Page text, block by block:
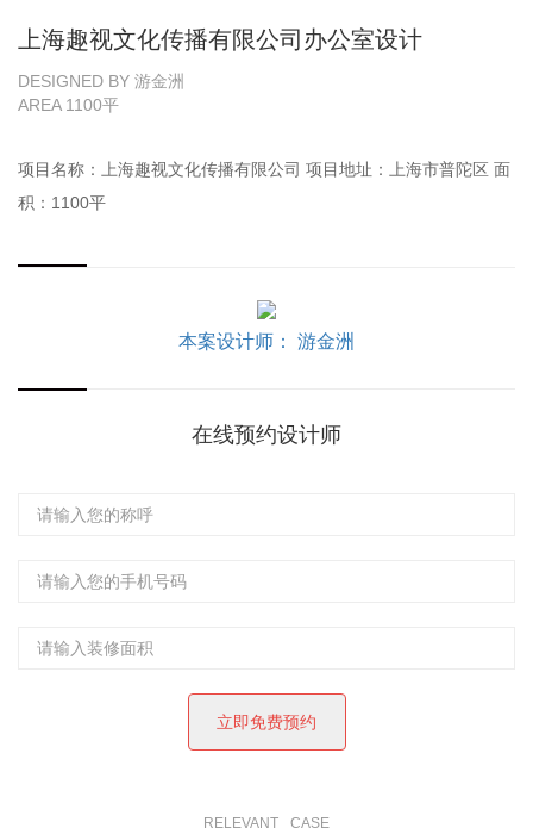
上海趣视文化传播有限公司办公室设计
DESIGNED BY 游金洲
AREA 1100平
项目名称：上海趣视文化传播有限公司 项目地址：上海市普陀区 面
积：1100平
本案设计师： 游金洲
在线预约设计师
RELEVANT CASE